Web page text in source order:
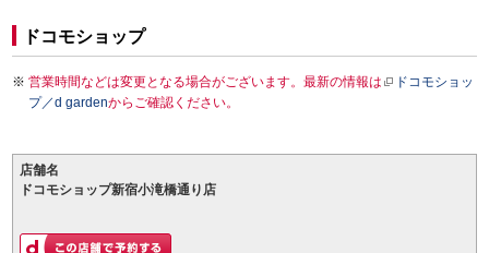
ドコモショップ
営業時間などは変更となる場合がございます。最新の情報は
ドコモショッ
プ／d gardenからご確認ください。
店舗名
ドコモショップ新宿小滝橋通り店